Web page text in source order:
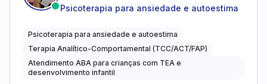
Psicoterapia para ansiedade e autoestima
Psicoterapia para ansiedade e autoestima
Terapia Analítico-Comportamental (TCC/ACT/FAP)
Atendimento ABA para crianças com TEA e
desenvolvimento infantil